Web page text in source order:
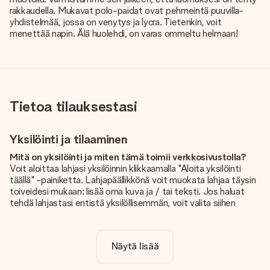
rakkaudella. Mukavat polo-paidat ovat pehmeintä puuvilla-
yhdistelmää, jossa on venytys ja lycra. Tietenkin, voit
menettää napin. Älä huolehdi, on varas ommeltu helmaan!
Tietoa tilauksestasi
Yksilöinti ja tilaaminen
Mitä on yksilöinti ja miten tämä toimii verkkosivustolla?
Voit aloittaa lahjasi yksilöinnin klikkaamalla "Aloita yksilöinti
täällä" -painiketta. Lahjapäällikkönä voit muokata lahjaa täysin
toiveidesi mukaan: lisää oma kuva ja / tai teksti. Jos haluat
tehdä lahjastasi entistä yksilöllisemmän, voit valita siihen
Sisältyykö yksilöinti hintaan?
Sivustolla näkyvä hinta sisältää lahjasi yksilöinnin. Hauskaa ja
Näytä lisää